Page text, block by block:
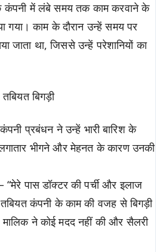
कंपनी में लंबे समय तक काम करवाने के
गया। काम के दौरान उन्हें समय पर
जाता था, जिससे उन्हें परेशानियों का
बिगड़ी
प्रबंधन ने उन्हें भारी बारिश के
भीगने और मेहनत के कारण उनकी
“मेरे पास डॉक्टर की पर्ची और इलाज
कंपनी के काम की वजह से बिगड़ी
ने कोई मदद नहीं की और सैलरी